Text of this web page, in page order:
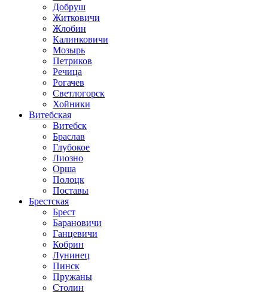
Добруш
Житковичи
Жлобин
Калинковичи
Мозырь
Петриков
Речица
Рогачев
Светлогорск
Хойники
Витебская
Витебск
Браслав
Глубокое
Лиозно
Орша
Полоцк
Поставы
Брестская
Брест
Барановичи
Ганцевичи
Кобрин
Лунинец
Пинск
Пружаны
Столин